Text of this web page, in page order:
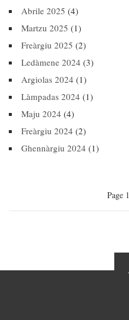
Abrile 2025 (4)
Martzu 2025 (1)
Freàrgiu 2025 (2)
Ledàmene 2024 (3)
Argiolas 2024 (1)
Làmpadas 2024 (1)
Maju 2024 (4)
Freàrgiu 2024 (2)
Ghennàrgiu 2024 (1)
Page 1